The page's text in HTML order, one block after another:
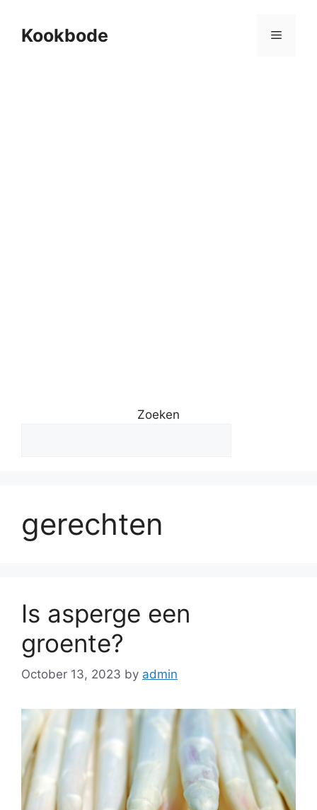
Kookbode
Zoeken
gerechten
Is asperge een
groente?
October 13, 2023 by admin